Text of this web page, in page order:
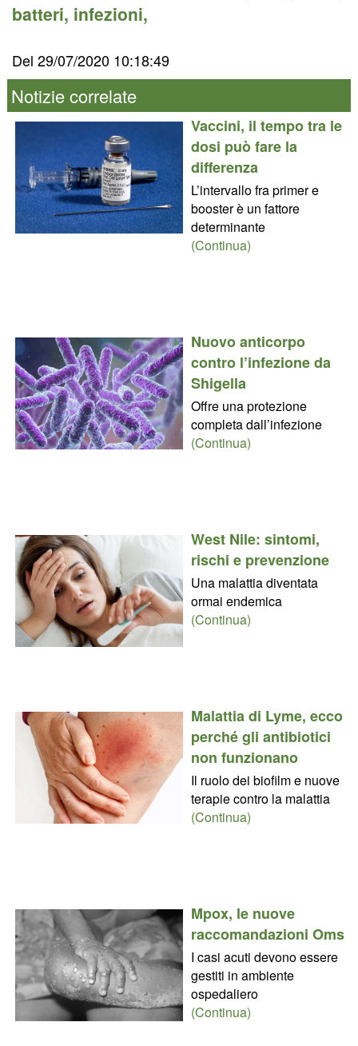
batteri, infezioni,
Del 29/07/2020 10:18:49
Notizie correlate
Vaccini, il tempo tra le
dosi può fare la
differenza
L’intervallo fra primer e
booster è un fattore
determinante
(Continua)
Nuovo anticorpo
contro l’infezione da
Shigella
Offre una protezione
completa dall’infezione
(Continua)
West Nile: sintomi,
rischi e prevenzione
Una malattia diventata
ormai endemica
(Continua)
Malattia di Lyme, ecco
perché gli antibiotici
non funzionano
Il ruolo dei biofilm e nuove
terapie contro la malattia
(Continua)
Mpox, le nuove
raccomandazioni Oms
I casi acuti devono essere
gestiti in ambiente
ospedaliero
(Continua)